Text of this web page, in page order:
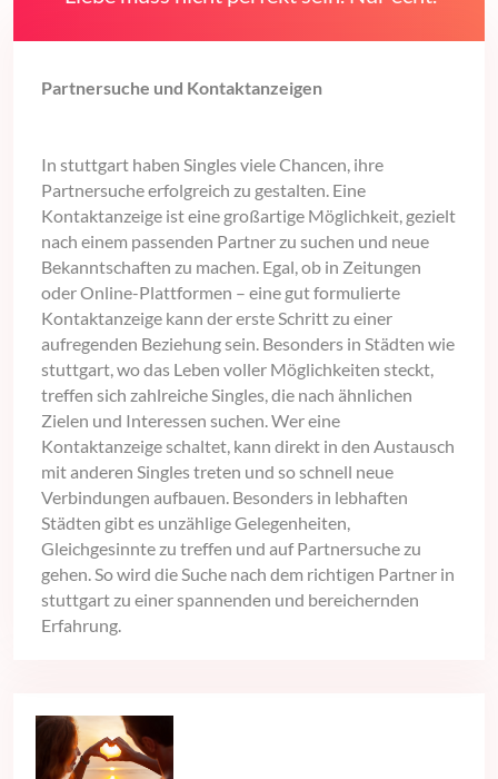
Partnersuche und Kontaktanzeigen
In stuttgart haben Singles viele Chancen, ihre
Partnersuche erfolgreich zu gestalten. Eine
Kontaktanzeige ist eine großartige Möglichkeit, gezielt
nach einem passenden Partner zu suchen und neue
Bekanntschaften zu machen. Egal, ob in Zeitungen
oder Online-Plattformen – eine gut formulierte
Kontaktanzeige kann der erste Schritt zu einer
aufregenden Beziehung sein. Besonders in Städten wie
stuttgart, wo das Leben voller Möglichkeiten steckt,
treffen sich zahlreiche Singles, die nach ähnlichen
Zielen und Interessen suchen. Wer eine
Kontaktanzeige schaltet, kann direkt in den Austausch
mit anderen Singles treten und so schnell neue
Verbindungen aufbauen. Besonders in lebhaften
Städten gibt es unzählige Gelegenheiten,
Gleichgesinnte zu treffen und auf Partnersuche zu
gehen. So wird die Suche nach dem richtigen Partner in
stuttgart zu einer spannenden und bereichernden
Erfahrung.